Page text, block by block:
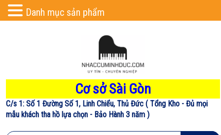
Cơ sở Sài Gòn
C/s 1: Số 1 Đường Số 1, Linh Chiểu, Thủ Đức ( Tổng Kho - Đủ mọi
mẫu khách tha hồ lựa chọn - Bảo Hành 3 năm )
Danh mục sản phẩm